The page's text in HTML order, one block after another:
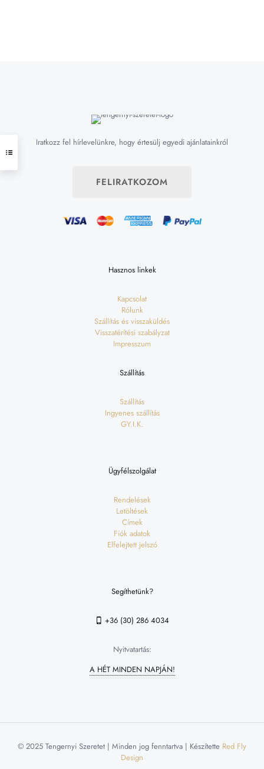
Iratkozz fel hírlevelünkre, hogy értesülj egyedi ajánlatainkról
FELIRATKOZOM
Hasznos linkek
Kapcsolat
Rólunk
Szállítás és visszaküldés
Visszatérítési szabályzat
Impresszum
Szállítás
Szállítás
Ingyenes szállítás
GY.I.K.
Ügyfélszolgálat
Rendelések
Letöltések
Címek
Fiók adatok
Elfelejtett jelszó
Segíthetünk?
+36 (30) 286 4034
Nyitvatartás:
A HÉT MINDEN NAPJÁN!
© 2025 Tengernyi Szeretet | Minden jog fenntartva | Készítette Red Fly
Design